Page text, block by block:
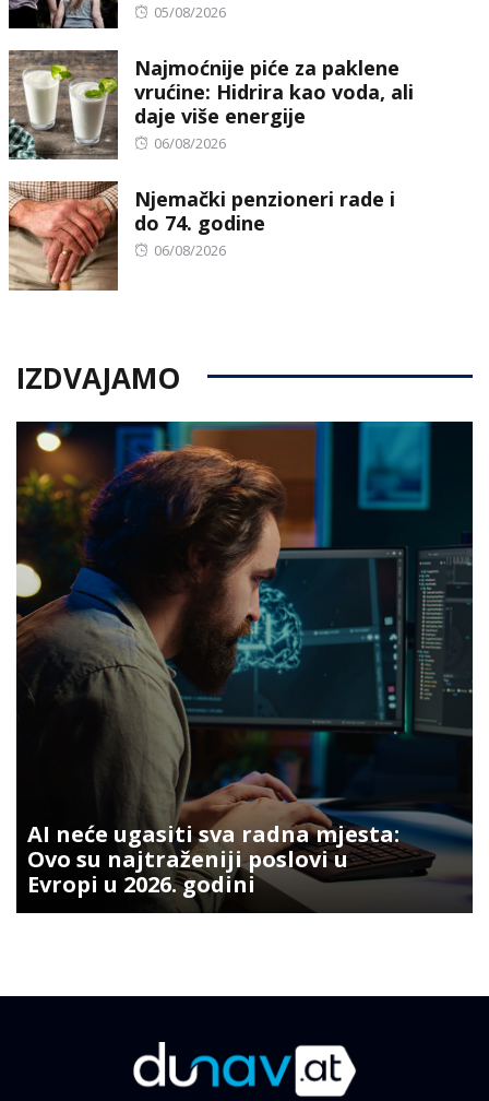
Posted
05/08/2026
Najmoćnije piće za paklene
vrućine: Hidrira kao voda, ali
daje više energije
Posted
06/08/2026
Njemački penzioneri rade i
do 74. godine
Posted
06/08/2026
IZDVAJAMO
AI neće ugasiti sva radna mjesta:
Ovo su najtraženiji poslovi u
Evropi u 2026. godini